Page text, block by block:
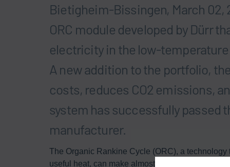
Bietigheim-Bissingen, March 02,
ORC module developed by Dürr
electricity in the low-
A new addition to the portfolio,
costs, reduces CO2 emissions,
system has successfully passed
manufacturer.
The Organic Rankine Cycle (ORC), a
useful heat, can make almost every industrial